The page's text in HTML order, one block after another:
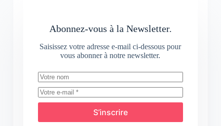
Abonnez-vous à la Newsletter.
Saisissez votre adresse e-mail ci-dessous pour
vous abonner à notre newsletter.
S’inscrire